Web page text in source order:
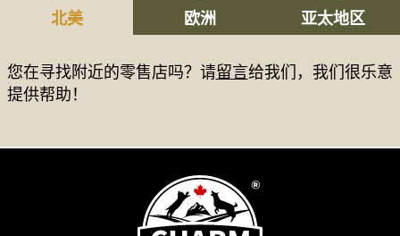
北美 欧洲 亚太地区
您在寻找附近的零售店吗？请留言给我们，我们很乐意
提供帮助！